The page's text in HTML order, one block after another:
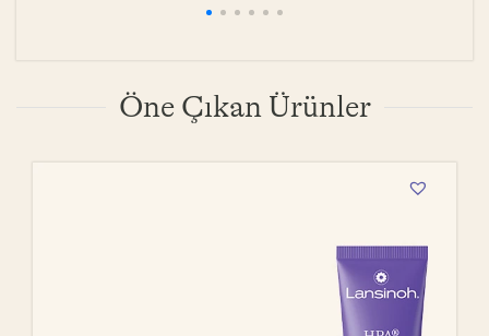
Öne Çıkan Ürünler